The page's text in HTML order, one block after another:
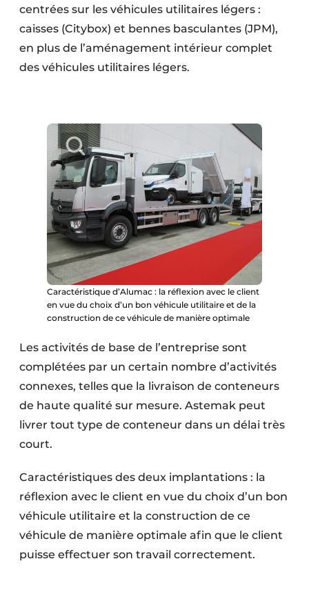
centrées sur les véhicules utilitaires légers :
caisses (Citybox) et bennes basculantes (JPM),
en plus de l’aménagement intérieur complet
des véhicules utilitaires légers.
Caractéristique d’Alumac : la réflexion avec le client
en vue du choix d’un bon véhicule utilitaire et de la
construction de ce véhicule de manière optimale
Les activités de base de l’entreprise sont
complétées par un certain nombre d’activités
connexes, telles que la livraison de conteneurs
de haute qualité sur mesure. Astemak peut
livrer tout type de conteneur dans un délai très
court.
Caractéristiques des deux implantations : la
réflexion avec le client en vue du choix d’un bon
véhicule utilitaire et la construction de ce
véhicule de manière optimale afin que le client
puisse effectuer son travail correctement.